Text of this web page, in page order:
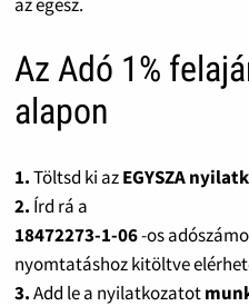
Az Adó 1%
alapon
1.Töltsd ki azEGYSZA
2. Írd rá a
18472273-1-06-os
nyomtatáshoz kitöltve
3.Add le a nyilatkozatot